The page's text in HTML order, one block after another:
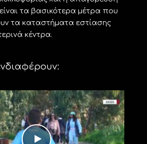
τα βασικότερα μέτρα που
τα καταστήματα εστίασης
κέντρα.